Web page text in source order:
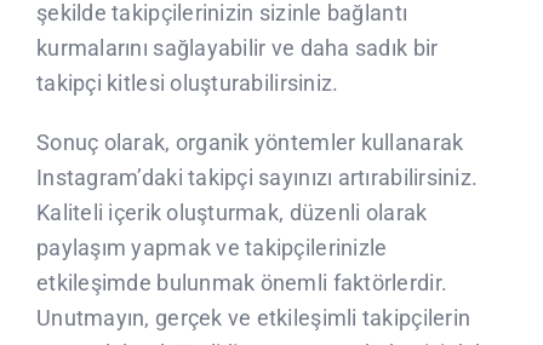
şekilde takipçilerinizin sizinle bağlantı
kurmalarını sağlayabilir ve daha sadık bir
takipçi kitlesi oluşturabilirsiniz.
Sonuç olarak, organik yöntemler kullanarak
Instagram’daki takipçi sayınızı artırabilirsiniz.
Kaliteli içerik oluşturmak, düzenli olarak
paylaşım yapmak ve takipçilerinizle
etkileşimde bulunmak önemli faktörlerdir.
Unutmayın, gerçek ve etkileşimli takipçilerin